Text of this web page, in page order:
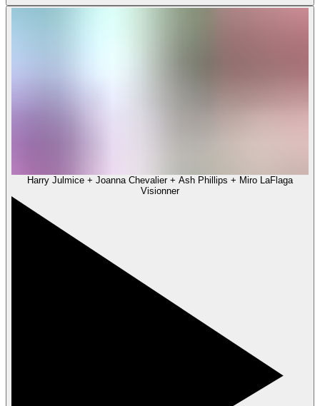
Harry Julmice + Joanna Chevalier + Ash Phillips + Miro LaFlaga
Visionner